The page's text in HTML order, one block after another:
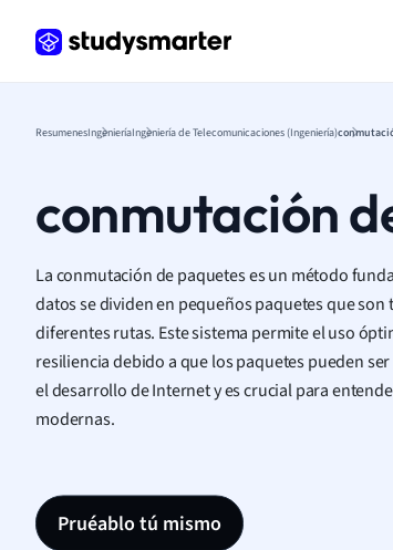
ResumenesIngenieríaIngeniería de Telecomunicaciones (Ingeniería)
conmutación
La conmutación de paquetes es un método
datos se dividen en pequeños paquetes que
diferentes rutas. Este sistema permite el uso
resiliencia debido a que los paquetes pueden
el desarrollo de Internet y es crucial para
modernas.
Pruéablo tú mismo